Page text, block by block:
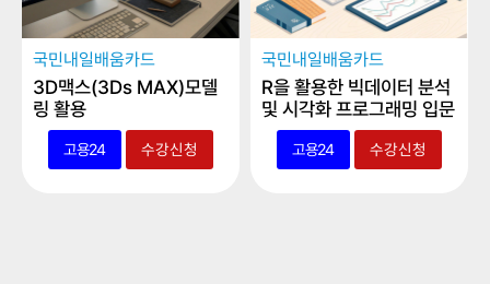
국민내일배움카드
3D맥스(3Ds MAX)모델
링 활용
고용24 수강신청
국민내일배움카드
R을 활용한 빅데이터 분석
및 시각화 프로그래밍 입문
고용24 수강신청